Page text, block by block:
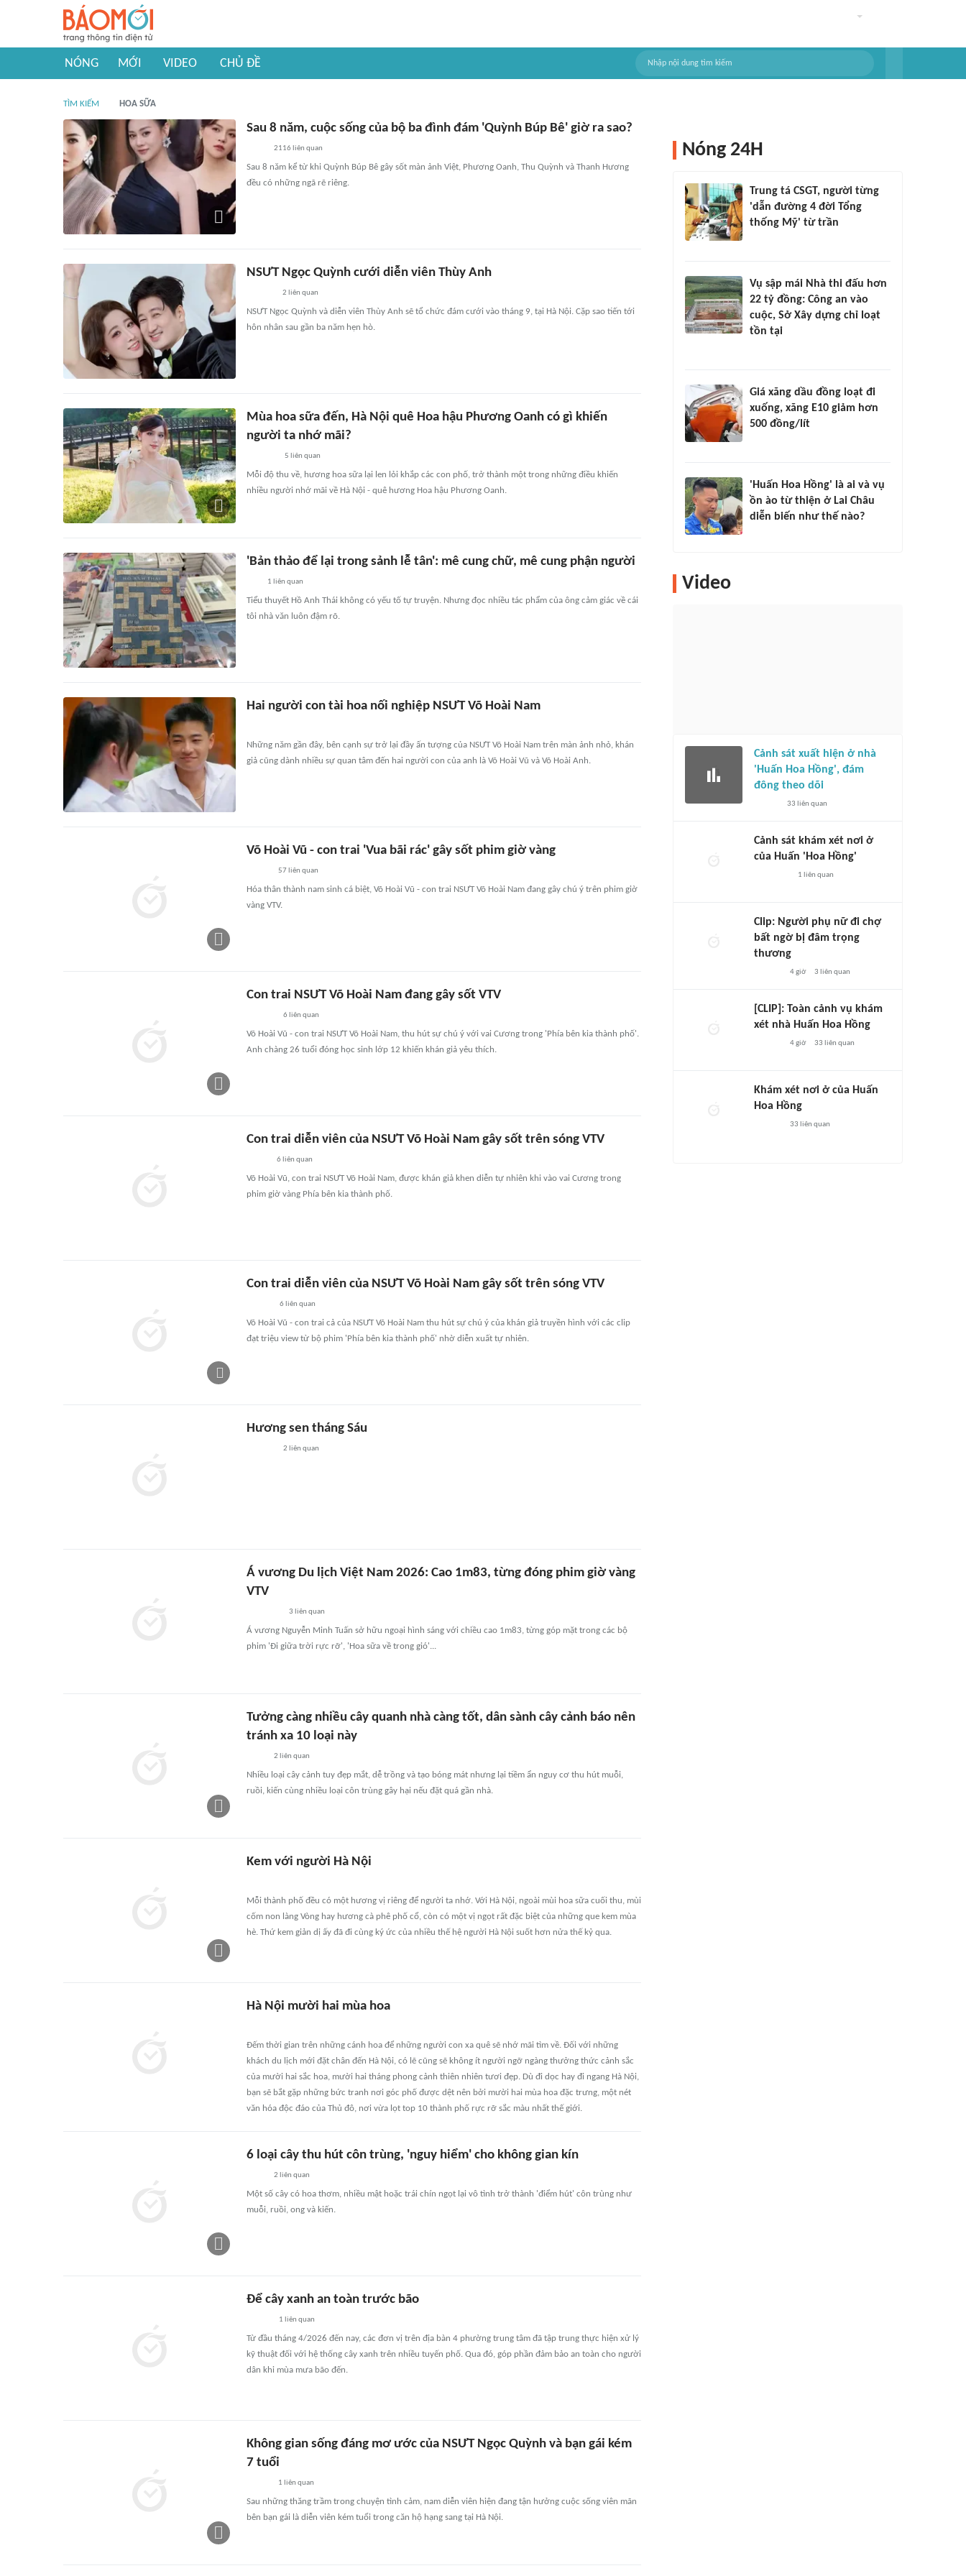
NÓNG MỚI VIDEO CHỦ ĐỀ
TÌM KIẾM HOA SỮA
Sau 8 năm, cuộc sống của bộ ba đình đám 'Quỳnh Búp Bê' giờ ra sao?
2116 liên quan
Sau 8 năm kể từ khi Quỳnh Búp Bê gây sốt màn ảnh Việt, Phương Oanh, Thu Quỳnh và Thanh Hương
đều có những ngã rẽ riêng.
NSƯT Ngọc Quỳnh cưới diễn viên Thùy Anh
2 liên quan
NSƯT Ngọc Quỳnh và diễn viên Thùy Anh sẽ tổ chức đám cưới vào tháng 9, tại Hà Nội. Cặp sao tiến tới
hôn nhân sau gần ba năm hẹn hò.
Mùa hoa sữa đến, Hà Nội quê Hoa hậu Phương Oanh có gì khiến
người ta nhớ mãi?
5 liên quan
Mỗi độ thu về, hương hoa sữa lại len lỏi khắp các con phố, trở thành một trong những điều khiến
nhiều người nhớ mãi về Hà Nội - quê hương Hoa hậu Phương Oanh.
'Bản thảo để lại trong sảnh lễ tân': mê cung chữ, mê cung phận người
1 liên quan
Tiểu thuyết Hồ Anh Thái không có yếu tố tự truyện. Nhưng đọc nhiều tác phẩm của ông cảm giác về cái
tôi nhà văn luôn đậm rõ.
Hai người con tài hoa nối nghiệp NSƯT Võ Hoài Nam
Những năm gần đây, bên cạnh sự trở lại đầy ấn tượng của NSƯT Võ Hoài Nam trên màn ảnh nhỏ, khán
giả cũng dành nhiều sự quan tâm đến hai người con của anh là Võ Hoài Vũ và Võ Hoài Anh.
Võ Hoài Vũ - con trai 'Vua bãi rác' gây sốt phim giờ vàng
57 liên quan
Hóa thân thành nam sinh cá biệt, Võ Hoài Vũ - con trai NSƯT Võ Hoài Nam đang gây chú ý trên phim giờ
vàng VTV.
Con trai NSƯT Võ Hoài Nam đang gây sốt VTV
6 liên quan
Võ Hoài Vũ - con trai NSƯT Võ Hoài Nam, thu hút sự chú ý với vai Cương trong 'Phía bên kia thành phố'.
Anh chàng 26 tuổi đóng học sinh lớp 12 khiến khán giả yêu thích.
Con trai diễn viên của NSƯT Võ Hoài Nam gây sốt trên sóng VTV
6 liên quan
Võ Hoài Vũ, con trai NSƯT Võ Hoài Nam, được khán giả khen diễn tự nhiên khi vào vai Cương trong
phim giờ vàng Phía bên kia thành phố.
Con trai diễn viên của NSƯT Võ Hoài Nam gây sốt trên sóng VTV
6 liên quan
Võ Hoài Vũ - con trai cả của NSƯT Võ Hoài Nam thu hút sự chú ý của khán giả truyền hình với các clip
đạt triệu view từ bộ phim 'Phía bên kia thành phố' nhờ diễn xuất tự nhiên.
Hương sen tháng Sáu
2 liên quan
Á vương Du lịch Việt Nam 2026: Cao 1m83, từng đóng phim giờ vàng
VTV
3 liên quan
Á vương Nguyễn Minh Tuấn sở hữu ngoại hình sáng với chiều cao 1m83, từng góp mặt trong các bộ
phim 'Đi giữa trời rực rỡ', 'Hoa sữa về trong gió'...
Tưởng càng nhiều cây quanh nhà càng tốt, dân sành cây cảnh báo nên
tránh xa 10 loại này
2 liên quan
Nhiều loại cây cảnh tuy đẹp mắt, dễ trồng và tạo bóng mát nhưng lại tiềm ẩn nguy cơ thu hút muỗi,
ruồi, kiến cùng nhiều loại côn trùng gây hại nếu đặt quá gần nhà.
Kem với người Hà Nội
Mỗi thành phố đều có một hương vị riêng để người ta nhớ. Với Hà Nội, ngoài mùi hoa sữa cuối thu, mùi
cốm non làng Vòng hay hương cà phê phố cổ, còn có một vị ngọt rất đặc biệt của những que kem mùa
hè. Thứ kem giản dị ấy đã đi cùng ký ức của nhiều thế hệ người Hà Nội suốt hơn nửa thế kỷ qua.
Hà Nội mười hai mùa hoa
Đếm thời gian trên những cánh hoa để những người con xa quê sẽ nhớ mãi tìm về. Đối với những
khách du lịch mới đặt chân đến Hà Nội, có lẽ cũng sẽ không ít người ngỡ ngàng thưởng thức cảnh sắc
của mười hai sắc hoa, mười hai tháng phong cảnh thiên nhiên tươi đẹp. Dù đi dọc hay đi ngang Hà Nội,
bạn sẽ bắt gặp những bức tranh nơi góc phố được dệt nên bởi mười hai mùa hoa đặc trưng, một nét
văn hóa độc đáo của Thủ đô, nơi vừa lọt top 10 thành phố rực rỡ sắc màu nhất thế giới.
6 loại cây thu hút côn trùng, 'nguy hiểm' cho không gian kín
2 liên quan
Một số cây có hoa thơm, nhiều mật hoặc trái chín ngọt lại vô tình trở thành 'điểm hút' côn trùng như
muỗi, ruồi, ong và kiến.
Để cây xanh an toàn trước bão
1 liên quan
Từ đầu tháng 4/2026 đến nay, các đơn vị trên địa bàn 4 phường trung tâm đã tập trung thực hiện xử lý
kỹ thuật đối với hệ thống cây xanh trên nhiều tuyến phố. Qua đó, góp phần đảm bảo an toàn cho người
dân khi mùa mưa bão đến.
Không gian sống đáng mơ ước của NSƯT Ngọc Quỳnh và bạn gái kém
7 tuổi
1 liên quan
Sau những thăng trầm trong chuyện tình cảm, nam diễn viên hiện đang tận hưởng cuộc sống viên mãn
bên bạn gái là diễn viên kém tuổi trong căn hộ hạng sang tại Hà Nội.
Nóng 24H
Trung tá CSGT, người từng
'dẫn đường 4 đời Tổng
thống Mỹ' từ trần
Vụ sập mái Nhà thi đấu hơn
22 tỷ đồng: Công an vào
cuộc, Sở Xây dựng chỉ loạt
tồn tại
Giá xăng dầu đồng loạt đi
xuống, xăng E10 giảm hơn
500 đồng/lít
'Huấn Hoa Hồng' là ai và vụ
ồn ào từ thiện ở Lai Châu
diễn biến như thế nào?
Video
Cảnh sát xuất hiện ở nhà
'Huấn Hoa Hồng', đám
đông theo dõi
33 liên quan
Cảnh sát khám xét nơi ở
của Huấn 'Hoa Hồng'
1 liên quan
Clip: Người phụ nữ đi chợ
bất ngờ bị đâm trọng
thương
4 giờ 3 liên quan
[CLIP]: Toàn cảnh vụ khám
xét nhà Huấn Hoa Hồng
4 giờ 33 liên quan
Khám xét nơi ở của Huấn
Hoa Hồng
33 liên quan